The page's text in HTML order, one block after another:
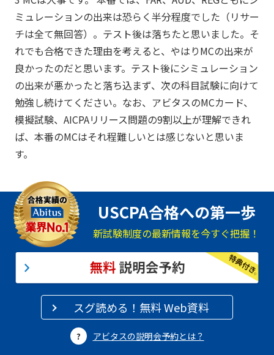
ミュレーションの出来は恐らく半分程度でした（リサー
チは全て無回答）。テスト後は落ちたと思いました。そ
れでも合格できた理由を考えると、やはりMCの出来が
良かったのだと思います。テスト後にシミュレーション
の出来が悪かったと落ち込まず、次の科目試験に向けて
勉強し続けてください。なお、アビタスのMCカード、
模擬試験、AICPAリリース問題の9割以上が理解できれ
ば、本番のMCはそれ程難しいとは感じないと思いま
す。
USCPA合格への第一歩
新試験制度の最新情報を今すぐ把握！
スグ読める！無料 Web資料
アビタスの説明会予約とは？